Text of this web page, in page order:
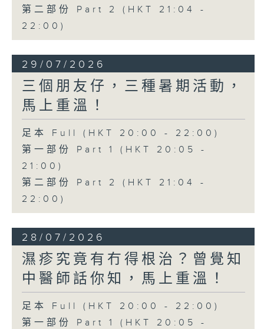
第二部份 Part 2 (HKT 21:04 -
22:00)
29/07/2026
三個朋友仔，三種暑期活動，
馬上重溫！
足本 Full (HKT 20:00 - 22:00)
第一部份 Part 1 (HKT 20:05 -
21:00)
第二部份 Part 2 (HKT 21:04 -
22:00)
28/07/2026
濕疹究竟有冇得根治？曾覺知
中醫師話你知，馬上重溫！
足本 Full (HKT 20:00 - 22:00)
第一部份 Part 1 (HKT 20:05 -